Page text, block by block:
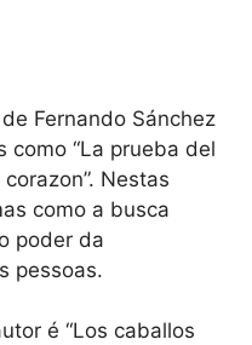
Fernando Sánchez
como “La prueba del
Nestas
como a busca
poder da
pessoas.
é “Los caballos